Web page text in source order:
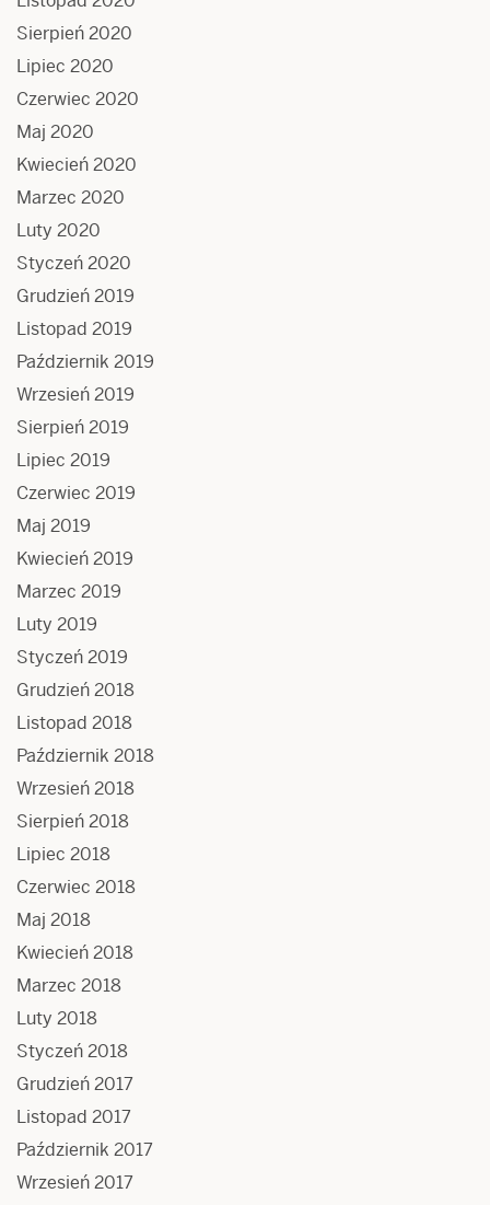
Sierpień 2020
Lipiec 2020
Czerwiec 2020
Maj 2020
Kwiecień 2020
Marzec 2020
Luty 2020
Styczeń 2020
Grudzień 2019
Listopad 2019
Październik 2019
Wrzesień 2019
Sierpień 2019
Lipiec 2019
Czerwiec 2019
Maj 2019
Kwiecień 2019
Marzec 2019
Luty 2019
Styczeń 2019
Grudzień 2018
Listopad 2018
Październik 2018
Wrzesień 2018
Sierpień 2018
Lipiec 2018
Czerwiec 2018
Maj 2018
Kwiecień 2018
Marzec 2018
Luty 2018
Styczeń 2018
Grudzień 2017
Listopad 2017
Październik 2017
Wrzesień 2017